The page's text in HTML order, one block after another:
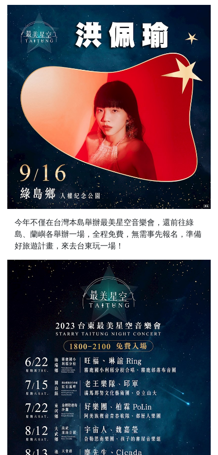
今年不僅在台灣本島舉辦最美星空音樂會，還前往綠
島、蘭嶼各舉辦一場，全程免費，無需事先報名，準備
好旅遊計畫，來去台東玩一場！